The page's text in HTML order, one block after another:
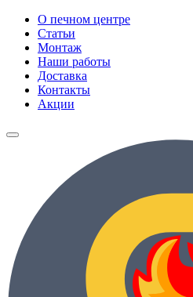
О печном центре
Статьи
Монтаж
Наши работы
Доставка
Контакты
Акции